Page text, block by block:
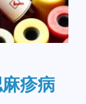
疹病